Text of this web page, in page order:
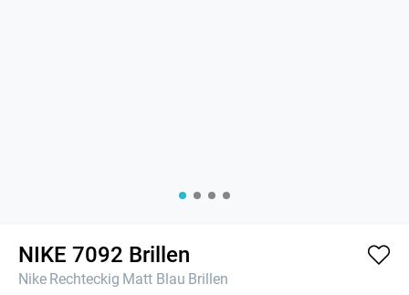
NIKE 7092 Brillen
Nike Rechteckig Matt Blau Brillen